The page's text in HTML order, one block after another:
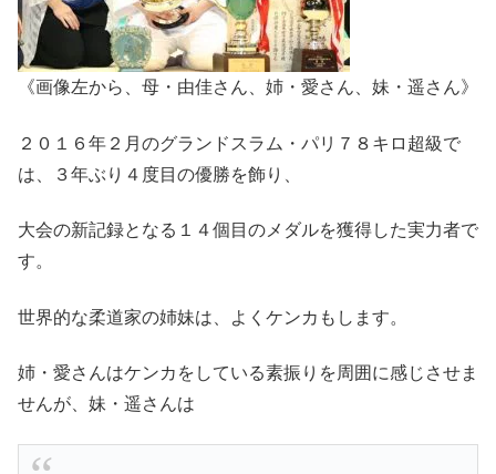
《画像左から、母・由佳さん、姉・愛さん、妹・遥さん》
２０１６年２月のグランドスラム・パリ７８キロ超級で
は、３年ぶり４度目の優勝を飾り、
大会の新記録となる１４個目のメダルを獲得した実力者で
す。
世界的な柔道家の姉妹は、よくケンカもします。
姉・愛さんはケンカをしている素振りを周囲に感じさせま
せんが、妹・遥さんは